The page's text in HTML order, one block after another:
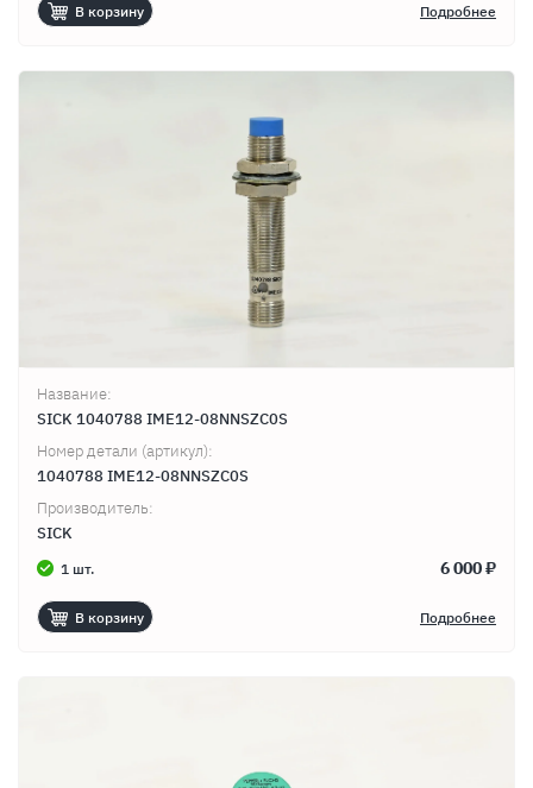
В корзину Подробнее
Название:
SICK 1040788 IME12-08NNSZC0S
Номер детали (артикул):
1040788 IME12-08NNSZC0S
Производитель:
SICK
1 шт. 6 000 ₽
В корзину Подробнее